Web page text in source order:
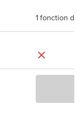
1 fonction de